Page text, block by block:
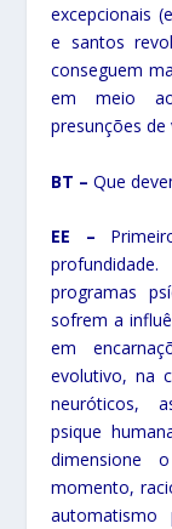
excepcionais
e santos
conseguem
em meio
presunções de
BT –Que
EE –
programas
sofrem a
em
evolutivo, na
neuróticos,
psique
dimensione
momento,
automatismo